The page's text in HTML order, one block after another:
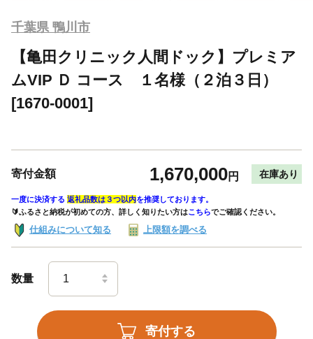
千葉県 鴨川市
【亀田クリニック人間ドック】プレミア
ムVIP Ｄ コース １名様（２泊３日）
[1670-0001]
寄付金額 1,670,000円 在庫あり
一度に決済する 返礼品数は３つ以内を推奨しております。
🔰ふるさと納税が初めての方、詳しく知りたい方はこちらでご確認ください。
仕組みについて知る 上限額を調べる
数量
寄付する